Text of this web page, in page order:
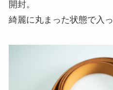
開封。
綺麗に丸まった状態で入っ